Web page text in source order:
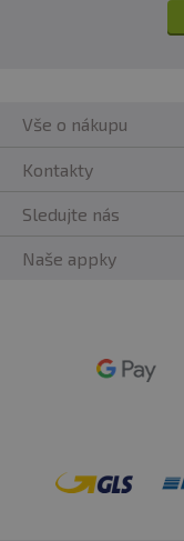
Vše o nákupu
Kontakty
Sledujte nás
Naše appky